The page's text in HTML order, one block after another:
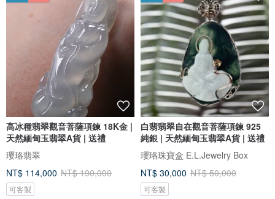
高冰種翡翠觀音菩薩項鍊 18K金 |
天然緬甸玉翡翠A貨 | 送禮
瓔珞翡翠
NT$ 114,000 NT$ 190,000
可客製
白翡翡翠自在觀音菩薩項鍊 925
純銀 | 天然緬甸玉翡翠A貨 | 送禮
瓔珞珠寶盒 E.L.Jewelry Box
NT$ 30,000 NT$ 50,000
可客製